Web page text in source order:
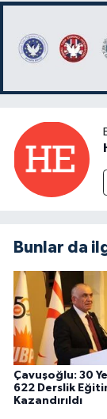
Bunlar da
Çavuşoğlu: 30
622 Derslik
Kazandırıldı